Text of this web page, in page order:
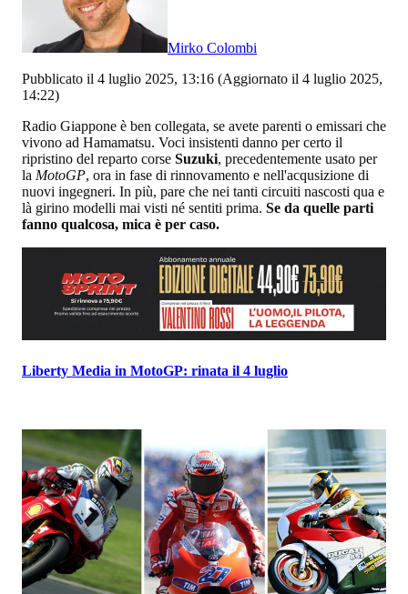
Mirko Colombi
Pubblicato il 4 luglio 2025, 13:16 (Aggiornato il 4 luglio 2025,
14:22)
Radio Giappone è ben collegata, se avete parenti o emissari che
vivono ad Hamamatsu. Voci insistenti danno per certo il
ripristino del reparto corse Suzuki, precedentemente usato per
la MotoGP, ora in fase di rinnovamento e nell'acqusizione di
nuovi ingegneri. In più, pare che nei tanti circuiti nascosti qua e
là girino modelli mai visti né sentiti prima. Se da quelle parti
fanno qualcosa, mica è per caso.
Liberty Media in MotoGP: rinata il 4 luglio